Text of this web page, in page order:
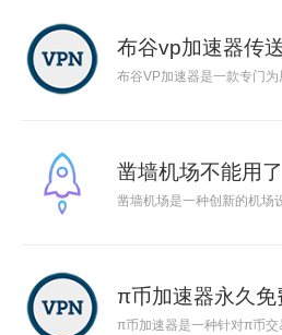
布谷vp加速器传
布谷VP加速器是一款专门
凿墙机场不能用了
凿墙机场是一种创新的机场
π币加速器永久免
π币加速器是一种针对π币